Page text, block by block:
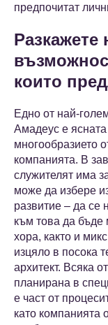
предпочитат
Разкажете
които
Едно от най-
Амадеус е ясната
многообразието
компанията. В
служителят има
може да избере
развитие – да се
към това да бъде
хора, както и
изцяло в посока
архитект. Всяка
планирана в
е част от
като компанията